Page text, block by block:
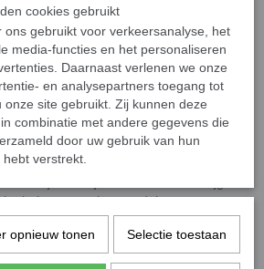
de Graaf, 75 pagina's
(jong en oud) die wil leren
manier krijgt u in dit boek vele tips
u al snel gebruik kunt maken van een
in wat u allemaal kunt doen met een
op een goede manier vragen te stellen
beleven aan het pendelen.
cookies gebruikt
ons gebruikt voor verkeersanalyse, het
media-functies en het personaliseren
Daarnaast verlenen we onze
en analysepartners toegang tot
onze site gebruikt. Zij kunnen deze
combinatie met andere gegevens die
door uw gebruik van hun
verstrekt.
opnieuw tonen Selectie toestaan